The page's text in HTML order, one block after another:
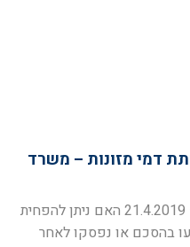
דמי מזונות – משרד
פסיקה תקדימית – מזונות ילדים – 21.4.2019 האם ניתן להפחית
בהסכם או נפסקו לאחר